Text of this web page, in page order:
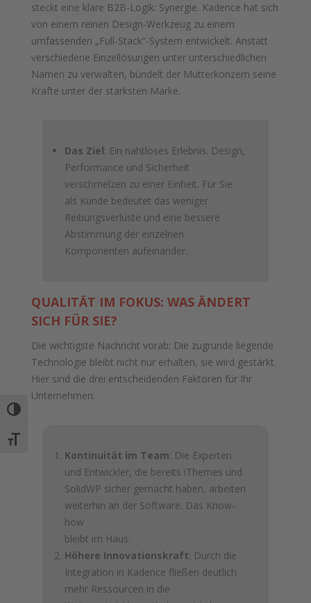
Umschalten auf hohe Kontraste
Schrift vergrößern
steckt eine klare B2B-Logik: Synergie. Kadence hat sich
von einem reinen Design-Werkzeug zu einem
umfassenden „Full-Stack“-System entwickelt. Anstatt
verschiedene Einzellösungen unter unterschiedlichen
Namen zu verwalten, bündelt der Mutterkonzern seine
Kräfte unter der stärksten Marke.
Das Ziel: Ein nahtloses Erlebnis. Design,
Performance und Sicherheit
verschmelzen zu einer Einheit. Für Sie
als Kunde bedeutet das weniger
Reibungsverluste und eine bessere
Abstimmung der einzelnen
Komponenten aufeinander.
QUALITÄT IM FOKUS: WAS ÄNDERT
SICH FÜR SIE?
Die wichtigste Nachricht vorab: Die zugrunde liegende
Technologie bleibt nicht nur erhalten, sie wird gestärkt.
Hier sind die drei entscheidenden Faktoren für Ihr
Unternehmen:
Kontinuität im Team: Die Experten
und Entwickler, die bereits iThemes und
SolidWP sicher gemacht haben, arbeiten
weiterhin an der Software. Das Know-
how
bleibt im Haus.
Höhere Innovationskraft: Durch die
Integration in Kadence fließen deutlich
mehr Ressourcen in die